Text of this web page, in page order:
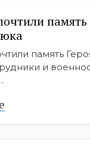
память
память
и